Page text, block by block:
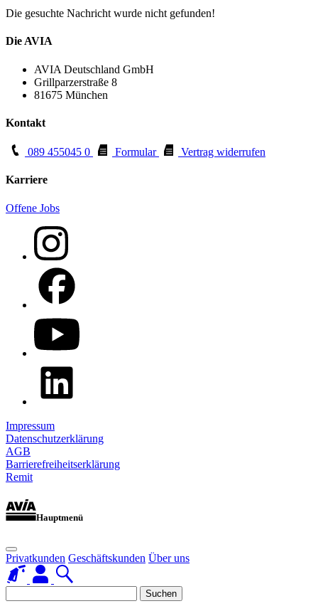
Die gesuchte Nachricht wurde nicht gefunden!
Die AVIA
AVIA Deutschland GmbH
Grillparzerstraße 8
81675 München
Kontakt
089 455045 0 Formular Vertrag widerrufen
Karriere
Offene Jobs
Impressum
Datenschutzerklärung
AGB
Barrierefreiheitserklärung
Remit
Hauptmenü
Privatkunden Geschäftskunden Über uns
Suchen